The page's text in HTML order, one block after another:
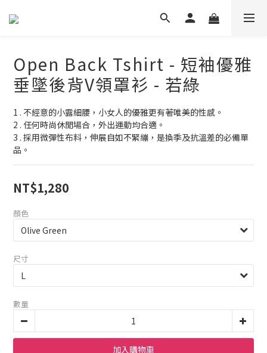
Open Back Tshirt - 短袖優雅
垂墜後背V領罩衫 - 若綠
1 . 不經意的小露細腰，小女人的優雅更有著唯美的性感。
2 . 任何時尚休閒場合，外出運動均合適。
3 . 採用微彈性布料，伸展自如不緊繃，是換季及抗溫差的必備單
品。
NT$1,280
顏色
尺寸
數量
加入購物車